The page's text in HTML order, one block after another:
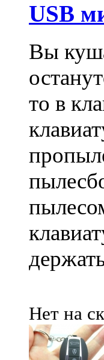
USB
Вы
то в
Нет на